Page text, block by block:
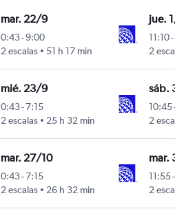
mar. 22/9
0:43-9:00
2 escalas
51 h 17 min
jue.
11:10-
2
mié. 23/9
0:43-7:15
2 escalas
25 h 32 min
sáb.
10:45
2
mar. 27/10
0:43-7:15
2 escalas
26 h 32 min
mar.
11:55-
2